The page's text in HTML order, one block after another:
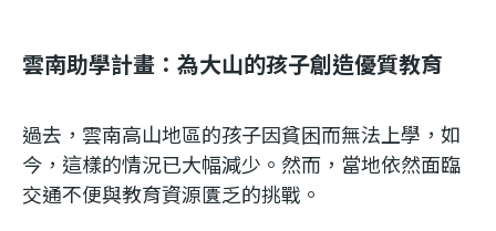
雲南助學計畫：為大山的孩子創造優質教育
過去，雲南高山地區的孩子因貧困而無法上學，如
今，這樣的情況已大幅減少。然而，當地依然面臨
交通不便與教育資源匱乏的挑戰。